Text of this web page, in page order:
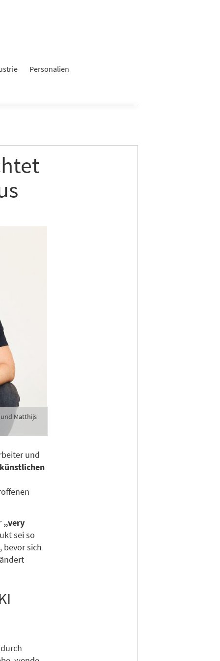
Personalien
Matthijs
und
künstlichen
„very
sei so
bevor sich